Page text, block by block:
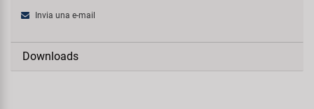
Invia una e-mail
Downloads